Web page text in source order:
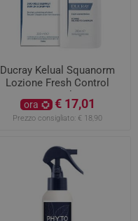
Ducray Kelual Squanorm
Lozione Fresh Control
200ml
ora € 17,01
Prezzo consigliato: € 18,90